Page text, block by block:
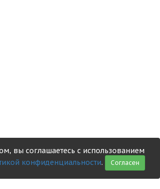
вы соглашаетесь с использованием
конфиденциальности. Согласен